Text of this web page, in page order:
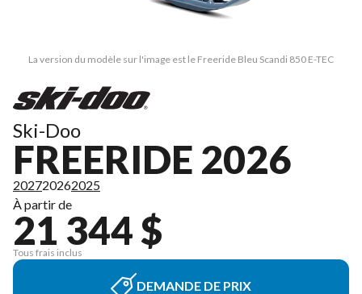
La version du modèle sur l'image est le Freeride Bleu Scandi 850 E-TEC
Ski-Doo
FREERIDE 2026
202720262025
À partir de
21 344 $
Tous frais inclus
DEMANDE DE PRIX